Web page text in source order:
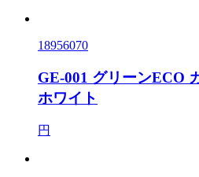
18956070
GE-001 グリーンECO
ホワイト
円